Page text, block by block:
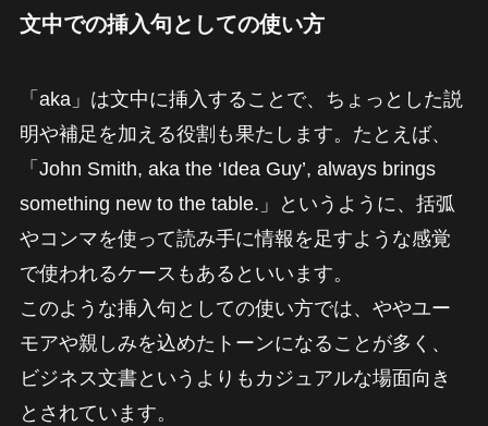
文中での挿入句としての使い方
「aka」は文中に挿入することで、ちょっとした説
明や補足を加える役割も果たします。たとえば、
「John Smith, aka the ‘Idea Guy’, always brings
something new to the table.」というように、括弧
やコンマを使って読み手に情報を足すような感覚
で使われるケースもあるといいます。
このような挿入句としての使い方では、ややユー
モアや親しみを込めたトーンになることが多く、
ビジネス文書というよりもカジュアルな場面向き
とされています。